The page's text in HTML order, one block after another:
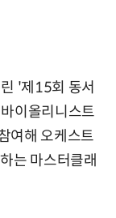
'제15회 동서
이올리니스트
여해 오케스트
는 마스터클래